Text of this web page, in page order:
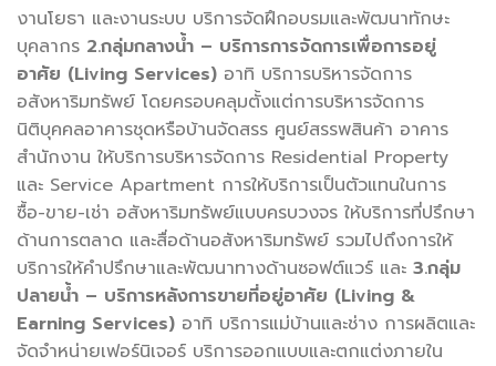
งานโยธา และงานระบบ บริการจัดฝึกอบรมและพัฒนาทักษะ
บุคลากร 2.กลุ่มกลางน้ำ – บริการการจัดการเพื่อการอยู่
อาศัย (Living Services) อาทิ บริการบริหารจัดการ
อสังหาริมทรัพย์ โดยครอบคลุมตั้งแต่การบริหารจัดการ
นิติบุคคลอาคารชุดหรือบ้านจัดสรร ศูนย์สรรพสินค้า อาคาร
สำนักงาน ให้บริการบริหารจัดการ Residential Property
และ Service Apartment การให้บริการเป็นตัวแทนในการ
ซื้อ-ขาย-เช่า อสังหาริมทรัพย์แบบครบวงจร ให้บริการที่ปรึกษา
ด้านการตลาด และสื่อด้านอสังหาริมทรัพย์ รวมไปถึงการให้
บริการให้คำปรึกษาและพัฒนาทางด้านซอฟต์แวร์ และ 3.กลุ่ม
ปลายน้ำ – บริการหลังการขายที่อยู่อาศัย (Living &
Earning Services) อาทิ บริการแม่บ้านและช่าง การผลิตและ
จัดจำหน่ายเฟอร์นิเจอร์ บริการออกแบบและตกแต่งภายใน